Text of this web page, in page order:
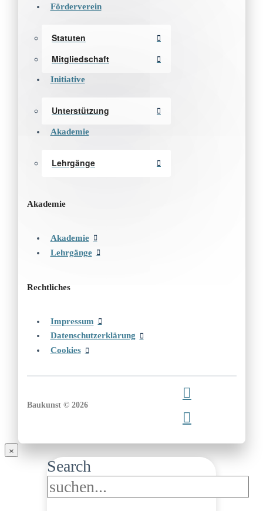
Förderverein
Statuten
Mitgliedschaft
Initiative
Unterstützung
Akademie
Lehrgänge
Akademie
Akademie
Lehrgänge
Rechtliches
Impressum
Datenschutzerklärung
Cookies
Baukunst © 2026
Search